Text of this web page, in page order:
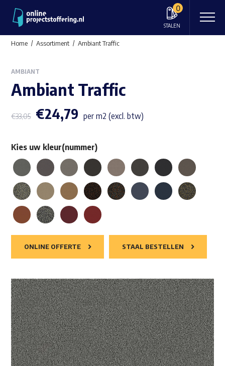
0
STALEN
Home Assortiment Ambiant Traffic
AMBIANT
Ambiant Traffic
€33,05 €24,79 per m2 (excl. btw)
Kies uw kleur(nummer)
ONLINE OFFERTE STAAL BESTELLEN